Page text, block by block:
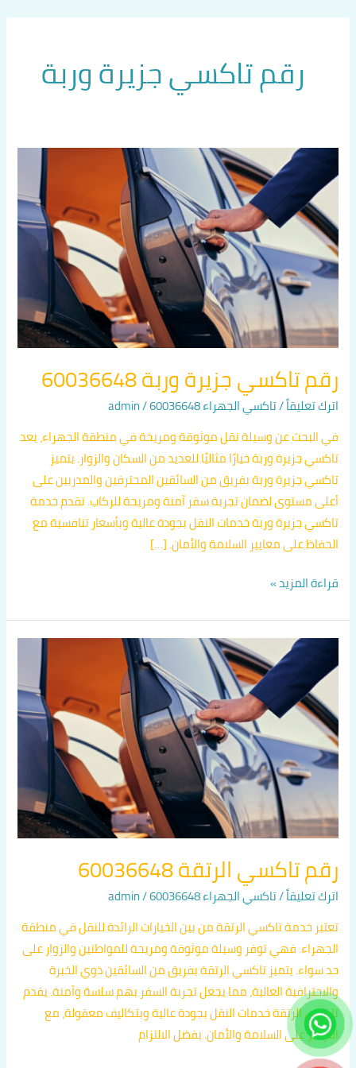
رقم تاكسي جزيرة وربة
رقم تاكسي جزيرة وربة 60036648
اترك تعليقاً/تاكسي الجهراء 60036648 /
admin
في البحث عن وسيلة نقل موثوقة ومريحة في منطقة الجهراء، يعد
تاكسي جزيرة وربة خيارًا مثاليًا للعديد من السكان والزوار. يتميز
تاكسي جزيرة وربة بفريق من السائقين المحترفين والمدربين على
أعلى مستوى لضمان تجربة سفر آمنة ومريحة للركاب. تقدم خدمة
تاكسي جزيرة وربة خدمات النقل بجودة عالية وبأسعار تنافسية مع
الحفاظ على معايير السلامة والأمان. […]
تاكسي
جزيرة
وربة
60036648
قراءة المزيد »
رقم تاكسي الرتقة 60036648
اترك تعليقاً/تاكسي الجهراء 60036648 /
admin
تعتبر خدمة تاكسي الرتقة من بين الخيارات الرائدة للنقل في منطقة
الجهراء. فهي توفر وسيلة موثوقة ومريحة للمواطنين والزوار على
حد سواء. يتميز تاكسي الرتقة بفريق من السائقين ذوي الخبرة
والاحترافية العالية، مما يجعل تجربة السفر بهم سلسة وآمنة. يقدم
تاكسي الرتقة خدمات النقل بجودة عالية وبتكاليف معقولة، مع
التركيز على السلامة والأمان. بفضل الالتزام
تاكسي
الرتقة
60036648